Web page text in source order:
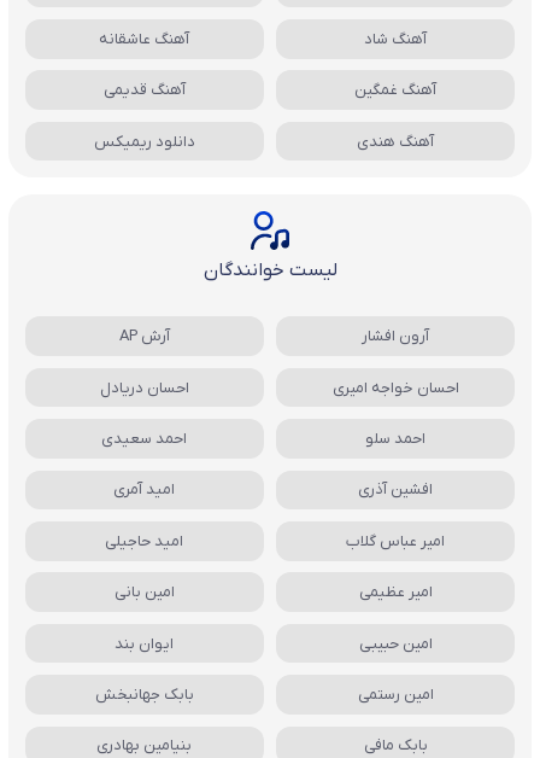
آهنگ شاد آهنگ عاشقانه
آهنگ غمگین آهنگ قدیمی
آهنگ هندی دانلود ریمیکس
لیست خوانندگان
آرون افشار آرش AP
احسان خواجه امیری احسان دریادل
احمد سلو احمد سعیدی
افشین آذری امید آمری
امیر عباس گلاب امید حاجیلی
امیر عظیمی امین بانی
امین حبیبی ایوان بند
امین رستمی بابک جهانبخش
بابک مافی بنیامین بهادری